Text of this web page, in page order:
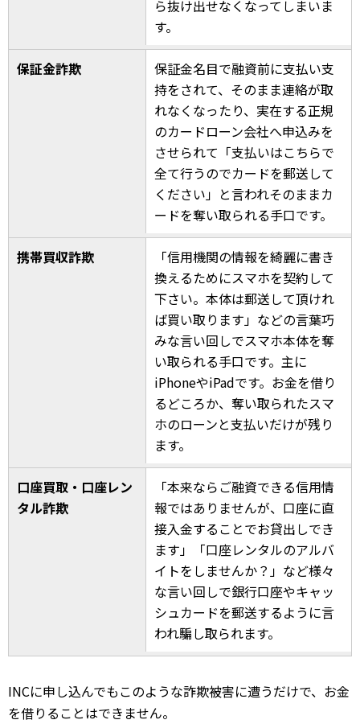
ら抜け出せなくなってしまいま
す。
保証金詐欺
保証金名目で融資前に支払い支
持をされて、そのまま連絡が取
れなくなったり、実在する正規
のカードローン会社へ申込みを
させられて「支払いはこちらで
全て行うのでカードを郵送して
ください」と言われそのままカ
ードを奪い取られる手口です。
携帯買収詐欺
「信用機関の情報を綺麗に書き
換えるためにスマホを契約して
下さい。本体は郵送して頂けれ
ば買い取ります」などの言葉巧
みな言い回しでスマホ本体を奪
い取られる手口です。主に
iPhoneやiPadです。お金を借り
るどころか、奪い取られたスマ
ホのローンと支払いだけが残り
ます。
口座買取・口座レン
タル詐欺
「本来ならご融資できる信用情
報ではありませんが、口座に直
接入金することでお貸出しでき
ます」「口座レンタルのアルバ
イトをしませんか？」など様々
な言い回しで銀行口座やキャッ
シュカードを郵送するように言
われ騙し取られます。
INCに申し込んでもこのような詐欺被害に遭うだけで、お金
を借りることはできません。